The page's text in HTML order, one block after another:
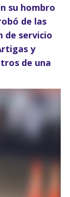
su hombro
de las
de servicio
y
de una